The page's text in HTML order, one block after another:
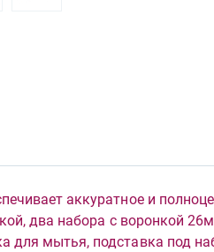
аккуратное и
два набора с воронкой
для мытья, подставка под